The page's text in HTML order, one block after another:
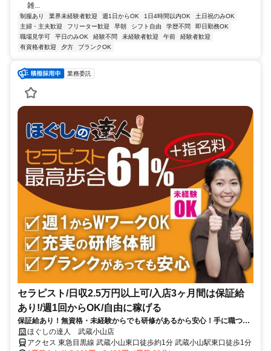
雑...
制服あり 業界未経験者歓迎 週1日からOK 1日4時間以内OK
土日祝のみOK
主婦・主夫歓迎
フリーター歓迎 早朝 シフト自由 学歴不問
即日勤務OK
職場見学可
平日のみOK 経験不問 未経験者歓迎 午前
経験者歓迎
有資格者歓迎
夕方 ブランクOK
業務委託
セラピスト/日収2.5万円以上可/入店3ヶ月間は保証給
あり!/週1回からOK/自由に稼げる
保証給あり！無資格・未経験からでも研修があるから安心！手に職つけ
て高収入！
ほぐしの達人 武蔵小山店
アクセス 東急目黒線 武蔵小山東口徒歩約1分 武蔵小山駅東口徒歩1分